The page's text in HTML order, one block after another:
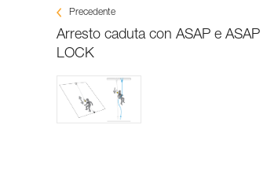
Precedente
Arresto caduta con ASAP e ASAP
LOCK